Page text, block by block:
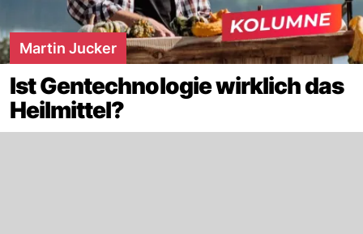
Martin Jucker
Ist Gentechnologie wirklich das
Heilmittel?